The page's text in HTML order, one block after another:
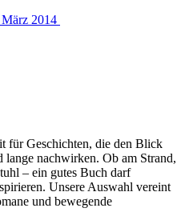
März 2014
für Geschichten, die den Blick
lange nachwirken. Ob am Strand,
– ein gutes Buch darf
Unsere Auswahl vereint
und bewegende